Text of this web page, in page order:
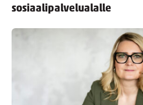
sosiaalipalvelualalle